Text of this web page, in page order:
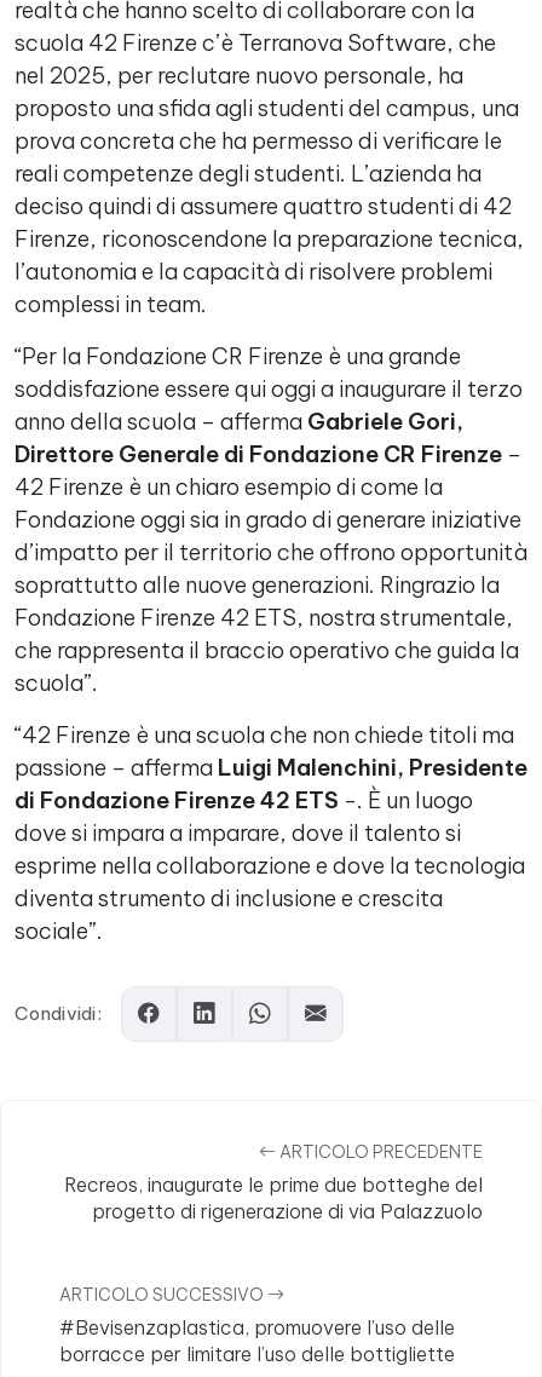
realtà che hanno scelto di collaborare con la
scuola 42 Firenze c’è Terranova Software, che
nel 2025, per reclutare nuovo personale, ha
proposto una sfida agli studenti del campus, una
prova concreta che ha permesso di verificare le
reali competenze degli studenti. L’azienda ha
deciso quindi di assumere quattro studenti di 42
Firenze, riconoscendone la preparazione tecnica,
l’autonomia e la capacità di risolvere problemi
complessi in team.
“Per la Fondazione CR Firenze è una grande
soddisfazione essere qui oggi a inaugurare il terzo
anno della scuola – afferma Gabriele Gori,
Direttore Generale di Fondazione CR Firenze –
42 Firenze è un chiaro esempio di come la
Fondazione oggi sia in grado di generare iniziative
d’impatto per il territorio che offrono opportunità
soprattutto alle nuove generazioni. Ringrazio la
Fondazione Firenze 42 ETS, nostra strumentale,
che rappresenta il braccio operativo che guida la
scuola”.
“42 Firenze è una scuola che non chiede titoli ma
passione – afferma Luigi Malenchini, Presidente
di Fondazione Firenze 42 ETS -. È un luogo
dove si impara a imparare, dove il talento si
esprime nella collaborazione e dove la tecnologia
diventa strumento di inclusione e crescita
sociale”.
Condividi:
ARTICOLO PRECEDENTE
Recreos, inaugurate le prime due botteghe del
progetto di rigenerazione di via Palazzuolo
ARTICOLO SUCCESSIVO
#Bevisenzaplastica, promuovere l’uso delle
borracce per limitare l’uso delle bottigliette